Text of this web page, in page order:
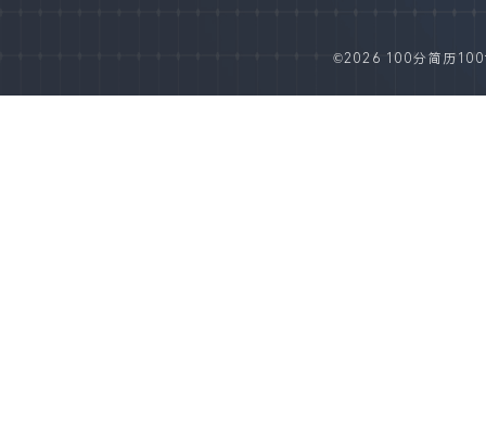
©2026 100分简历